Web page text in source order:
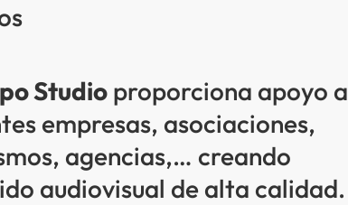
Studioproporciona apoyo a
empresas, asociaciones,
agencias,… creando
audiovisual de alta calidad.